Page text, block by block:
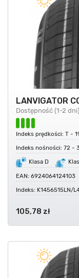
LANVIGATOR
Dostępność (1-2 dni)
Indeks prędkości: T -
Indeks nośności: 72 -
Klasa D
EAN: 6924064124103
Indeks: K1456515LN/
105,78 zł